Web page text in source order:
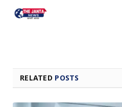
RELATED POSTS